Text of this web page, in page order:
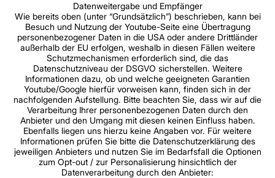
Datenweitergabe und Empfänger
Wie bereits oben (unter “Grundsätzlich”) beschrieben, kann bei
Besuch und Nutzung der Youtube-Seite eine Übertragung
personenbezogener Daten in die USA oder andere Drittländer
außerhalb der EU erfolgen, weshalb in diesen Fällen weitere
Schutzmechanismen erforderlich sind, die das
Datenschutzniveau der DSGVO sicherstellen. Weitere
Informationen dazu, ob und welche geeigneten Garantien
Youtube/Google hierfür vorweisen kann, finden sich in der
nachfolgenden Aufstellung. Bitte beachten Sie, dass wir auf die
Verarbeitung Ihrer personenbezogenen Daten durch den
Anbieter und den Umgang mit diesen keinen Einfluss haben.
Ebenfalls liegen uns hierzu keine Angaben vor. Für weitere
Informationen prüfen Sie bitte die Datenschutzerklärung des
jeweiligen Anbieters und nutzen Sie im Bedarfsfall die Optionen
zum Opt-out / zur Personalisierung hinsichtlich der
Datenverarbeitung durch den Anbieter: